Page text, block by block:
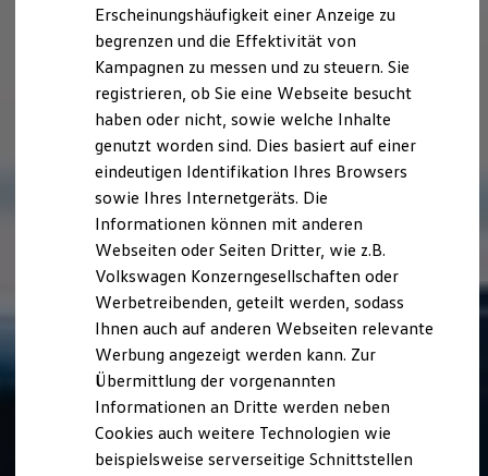
Marke und Erlebnis
Volkswagen R und R Experience
R-Modelle
R Experience
Driving Experience
Volkswagen entdecken
Werkbesichtigung
Lifestyle Shop
T-Roc Kollektion
Golf Kollektion
Volkswagen Kollektion
R-Kollektion
GTI Kollektion
Fußball Drop
we drive football
#wedriveproud
Besitzer und Service
myVolkswagen
Software Updates
Service und Ersatzteile
Inspektion und HU/AU
Erscheinungshäufigkeit einer Anzeige zu
begrenzen und die Effektivität von
Kampagnen zu messen und zu steuern. Sie
registrieren, ob Sie eine Webseite besucht
haben oder nicht, sowie welche Inhalte
genutzt worden sind. Dies basiert auf einer
eindeutigen Identifikation Ihres Browsers
sowie Ihres Internetgeräts. Die
Informationen können mit anderen
Webseiten oder Seiten Dritter, wie z.B.
Volkswagen Konzerngesellschaften oder
Werbetreibenden, geteilt werden, sodass
Ihnen auch auf anderen Webseiten relevante
Werbung angezeigt werden kann. Zur
Übermittlung der vorgenannten
Informationen an Dritte werden neben
Cookies auch weitere Technologien wie
beispielsweise serverseitige Schnittstellen